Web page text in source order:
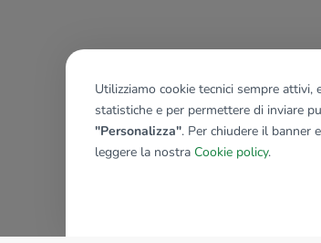
Utilizziamo cookie tecnici sempre
statistiche e per permettere di inviare
"Personalizza". Per chiudere il banner
leggere la nostra Cookie policy.